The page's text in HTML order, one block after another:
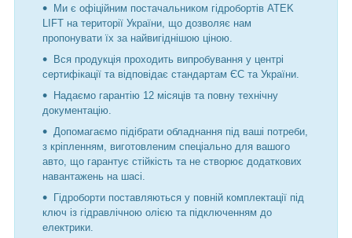
Ми є офіційним постачальником гідробортів ATEK
LIFT на території України, що дозволяє нам
пропонувати їх за найвигіднішою ціною.
Вся продукція проходить випробування у центрі
сертифікації та відповідає стандартам ЄС та України.
Надаємо гарантію 12 місяців та повну технічну
документацію.
Допомагаємо підібрати обладнання під ваші потреби,
з кріпленням, виготовленим спеціально для вашого
авто, що гарантує стійкість та не створює додаткових
навантажень на шасі.
Гідроборти поставляються у повній комплектації під
ключ із гідравлічною олією та підключенням до
електрики.